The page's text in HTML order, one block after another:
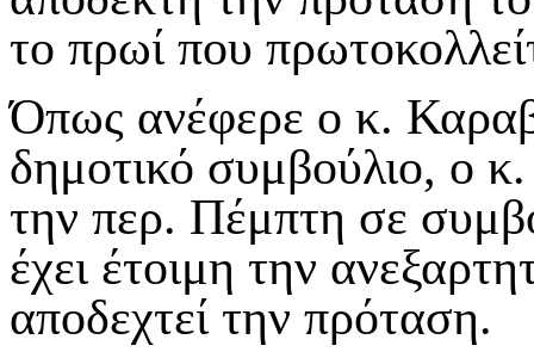
το πρωί που
Όπως ανέφερε ο κ.
δημοτικό συμβούλιο, ο
την περ. Πέμπτη σε
έχει έτοιμη την
αποδεχτεί την πρόταση.